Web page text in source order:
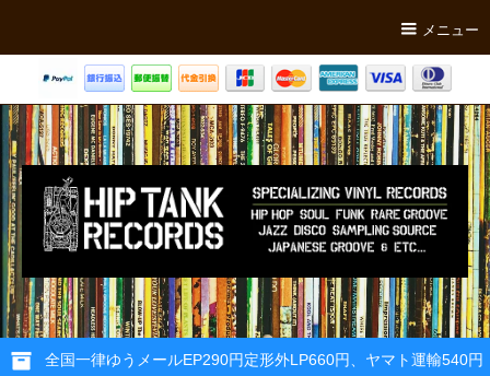
メニュー
全国一律ゆうメールEP290円定形外LP660円、ヤマト運輸540円